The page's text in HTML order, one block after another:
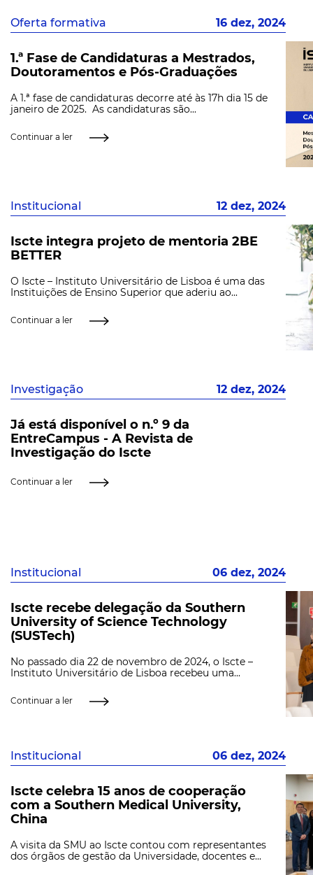
Oferta formativa 16 dez, 2024
1.ª Fase de Candidaturas a Mestrados,
Doutoramentos e Pós-Graduações
A 1.ª fase de candidaturas decorre até às 17h dia 15 de
janeiro de 2025. As candidaturas são...
Continuar a ler
Institucional 12 dez, 2024
Iscte integra projeto de mentoria 2BE
BETTER
O Iscte – Instituto Universitário de Lisboa é uma das
Instituições de Ensino Superior que aderiu ao...
Continuar a ler
Investigação 12 dez, 2024
Já está disponível o n.º 9 da
EntreCampus - A Revista de
Investigação do Iscte
Continuar a ler
Institucional 06 dez, 2024
Iscte recebe delegação da Southern
University of Science Technology
(SUSTech)
No passado dia 22 de novembro de 2024, o Iscte –
Instituto Universitário de Lisboa recebeu uma...
Continuar a ler
Institucional 06 dez, 2024
Iscte celebra 15 anos de cooperação
com a Southern Medical University,
China
A visita da SMU ao Iscte contou com representantes
dos órgãos de gestão da Universidade, docentes e...